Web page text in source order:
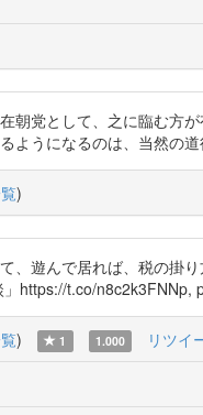
朝党として、之に臨む方
ようになるのは、当然の
)
、遊んで居れば、税の掛
https://t.co/n8c2k3FNNp,
) 1 1.000 リツイ